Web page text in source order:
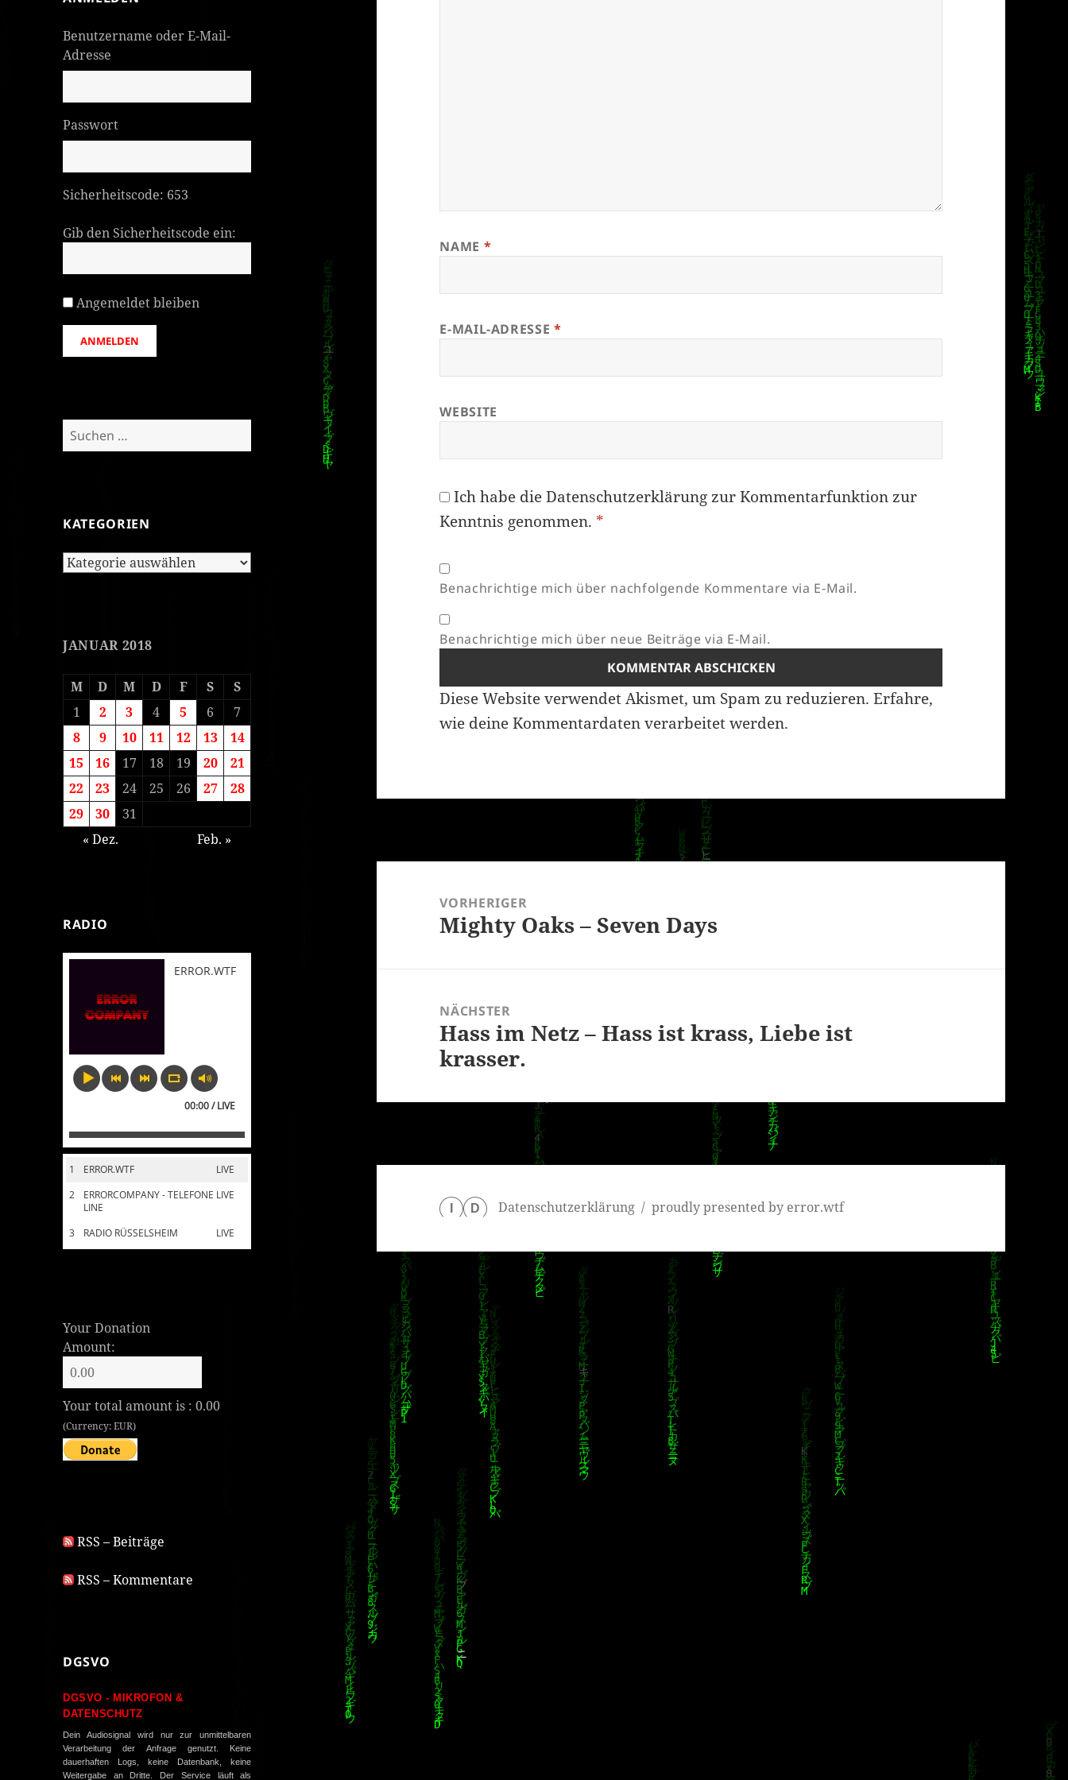
Benutzername oder E-Mail-
Adresse
Passwort
Sicherheitscode: 653
Gib den Sicherheitscode ein:
Angemeldet bleiben
ANMELDEN
Suchen
nach:
KATEGORIEN
Kategorien
JANUAR 2018
M D M D F S
S
1
2 3 4 5 6
7
8
9 10 11 12 13
14
15
16 17 18 19 20
21
22
23 24 25 26 27
28
29
30
31
« Dez.
Feb. »
RADIO
ERROR.WTF
00:00 / LIVE
1 LIVE
ERROR.WTF
2
LIVE
ERRORCOMPANY - TELEFONE
LINE
3
LIVE
RADIO RÜSSELSHEIM
Your Donation
Amount:
Your total amount is :0.00
(Currency: EUR)
RSS – Beiträge
RSS – Kommentare
DGSVO
DGSVO - MIKROFON &
DATENSCHUTZ
Dein Audiosignal wird nur zur unmittelbaren
Verarbeitung der Anfrage genutzt. Keine
dauerhaften Logs, keine Datenbank, keine
Weitergabe an Dritte. Der Service läuft als
NAME *
E-MAIL-ADRESSE *
WEBSITE
Ich habe dieDatenschutzerklärungzur Kommentarfunktion zur
Kenntnis genommen. *
Benachrichtige mich über nachfolgende Kommentare via E-Mail.
Benachrichtige mich über neue Beiträge via E-Mail.
Diese Website verwendet Akismet, um Spam zu reduzieren.Erfahre,
wie deine Kommentardaten verarbeitet werden.
VORHERIGER
Vorheriger
Mighty Oaks – Seven Days
NÄCHSTER
Nächster
Beitrag:
Hass im Netz – Hass ist krass, Liebe ist
krasser.
D Datenschutzerklärung proudly presented by error.wtf